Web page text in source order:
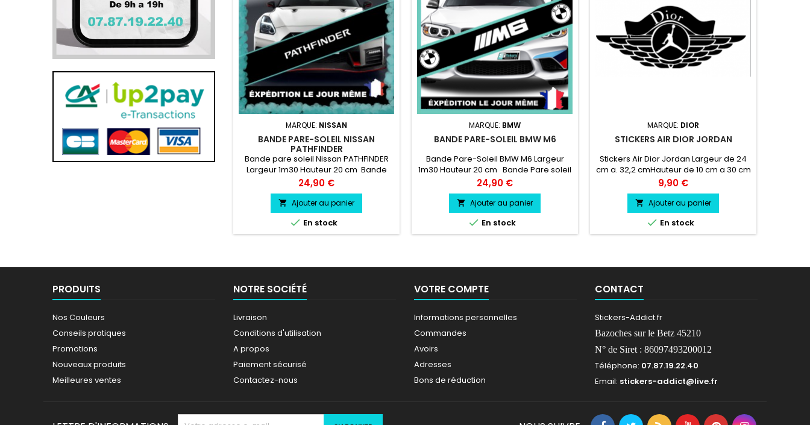
MARQUE: NISSAN
BANDE PARE-SOLEIL NISSAN
PATHFINDER
Bande pare soleil Nissan PATHFINDER
Largeur 1m30 Hauteur 20 cm Bande
Pare soleil couleur au choix Logo
Nissan PATHFINDER couleur au choix
Prix
24,90 €
 Ajouter au panier
 En stock
MARQUE: BMW
BANDE PARE-SOLEIL BMW M6
Bande Pare-Soleil BMW M6 Largeur
1m30 Hauteur 20 cm Bande Pare soleil
couleur au choix Logo M6 couleur au
choix
Prix
24,90 €
 Ajouter au panier
 En stock
MARQUE: DIOR
STICKERS AIR DIOR JORDAN
Stickers Air Dior Jordan Largeur de 24
cm a. 32,2 cmHauteur de 10 cm a 30 cm
Prix
9,90 €
 Ajouter au panier
 En stock
PRODUITS
Nos Couleurs
Conseils pratiques
Promotions
Nouveaux produits
Meilleures ventes
NOTRE SOCIÉTÉ
Livraison
Conditions d'utilisation
A propos
Paiement sécurisé
Contactez-nous
VOTRE COMPTE
Informations personnelles
Commandes
Avoirs
Adresses
Bons de réduction
CONTACT
Stickers-Addict.fr
Bazoches sur le Betz 45210
N° de Siret : 86097493200012
Téléphone: 07.87.19.22.40
Email: stickers-addict@live.fr